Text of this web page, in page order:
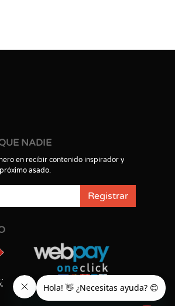
NADIE
en recibir contenido inspirador y
asado.
Registrar